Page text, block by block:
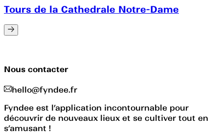
Tours de la Cathedrale Notre-Dame
Nous contacter
hello@fyndee.fr
Fyndee est l’application incontournable pour
découvrir de nouveaux lieux et se cultiver tout en
s’amusant !